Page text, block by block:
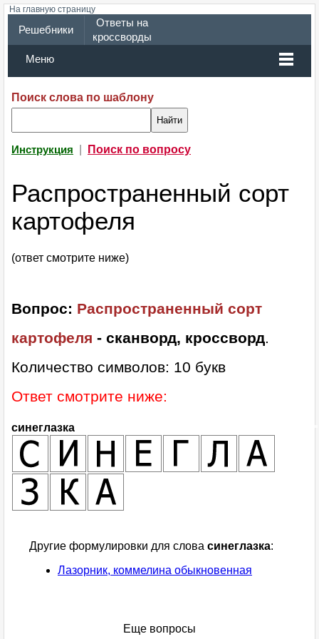
На главную страницу
Решебники
Ответы на
кроссворды
Меню
Поиск слова по шаблону
Инструкция Поиск по вопросу
Распространенный сорт
картофеля
(ответ смотрите ниже)
Вопрос: Распространенный сорт
картофеля - сканворд, кроссворд.
Количество символов: 10 букв
Ответ смотрите ниже:
синеглазка
Другие формулировки для слова синеглазка:
Лазорник, коммелина обыкновенная
Еще вопросы